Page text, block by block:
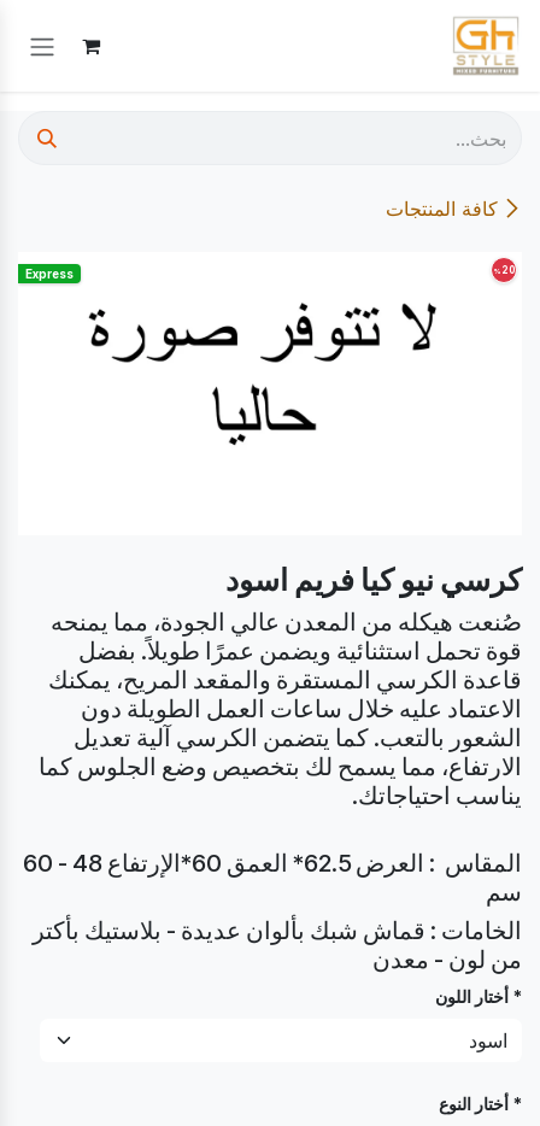
تخطي للذهاب إلى المحتوى
كافة المنتجات
Express 20
%
كرسي نيو كيا فريم اسود
صُنعت هيكله من المعدن عالي الجودة، مما يمنحه
قوة تحمل استثنائية ويضمن عمرًا طويلاً. بفضل
قاعدة الكرسي المستقرة والمقعد المريح، يمكنك
الاعتماد عليه خلال ساعات العمل الطويلة دون
الشعور بالتعب. كما يتضمن الكرسي آلية تعديل
الارتفاع، مما يسمح لك بتخصيص وضع الجلوس كما
يناسب احتياجاتك.
المقاس : العرض 62.5* العمق 60*الإرتفاع 48 - 60
سم
الخامات : قماش شبك بألوان عديدة - بلاستيك بأكتر
من لون - معدن
* أختار اللون
* أختار النوع